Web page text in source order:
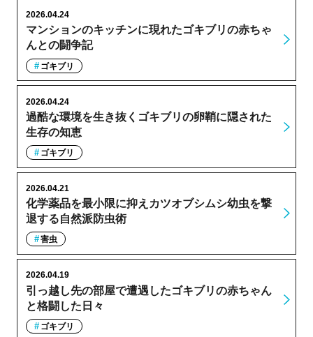
マンションのキッチンに現れたゴキブリの赤ちゃ
んとの闘争記
2026.04.24
ゴキブリ
過酷な環境を生き抜くゴキブリの卵鞘に隠された
生存の知恵
2026.04.24
ゴキブリ
化学薬品を最小限に抑えカツオブシムシ幼虫を撃
退する自然派防虫術
2026.04.21
害虫
引っ越し先の部屋で遭遇したゴキブリの赤ちゃん
と格闘した日々
2026.04.19
ゴキブリ